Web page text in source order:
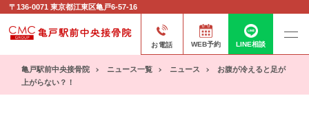
〒136-0071 東京都江東区亀戸6-57-16
お電話 WEB予約 LINE相談
亀戸駅前中央接骨院 ニュース一覧 ニュース
お腹が冷えると足が
上がらない？！